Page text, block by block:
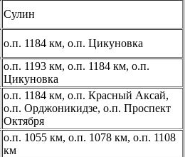
Сулин
о.п. 1184 км, о.п. Цикуновка
о.п. 1193 км, о.п. 1184 км, о.п.
Цикуновка
о.п. 1184 км, о.п. Красный Аксай,
о.п. Орджоникидзе, о.п. Проспект
Октября
о.п. 1055 км, о.п. 1078 км, о.п. 1108
км